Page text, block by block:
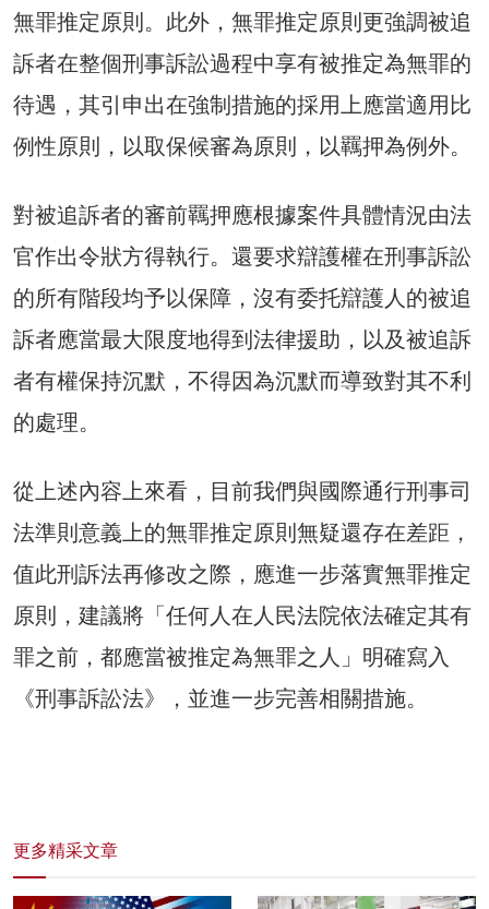
無罪推定原則。此外，無罪推定原則更強調被追
訴者在整個刑事訴訟過程中享有被推定為無罪的
待遇，其引申出在強制措施的採用上應當適用比
例性原則，以取保候審為原則，以羈押為例外。
對被追訴者的審前羈押應根據案件具體情況由法
官作出令狀方得執行。還要求辯護權在刑事訴訟
的所有階段均予以保障，沒有委托辯護人的被追
訴者應當最大限度地得到法律援助，以及被追訴
者有權保持沉默，不得因為沉默而導致對其不利
的處理。
從上述內容上來看，目前我們與國際通行刑事司
法準則意義上的無罪推定原則無疑還存在差距，
值此刑訴法再修改之際，應進一步落實無罪推定
原則，建議將「任何人在人民法院依法確定其有
罪之前，都應當被推定為無罪之人」明確寫入
《刑事訴訟法》，並進一步完善相關措施。
更多精采文章